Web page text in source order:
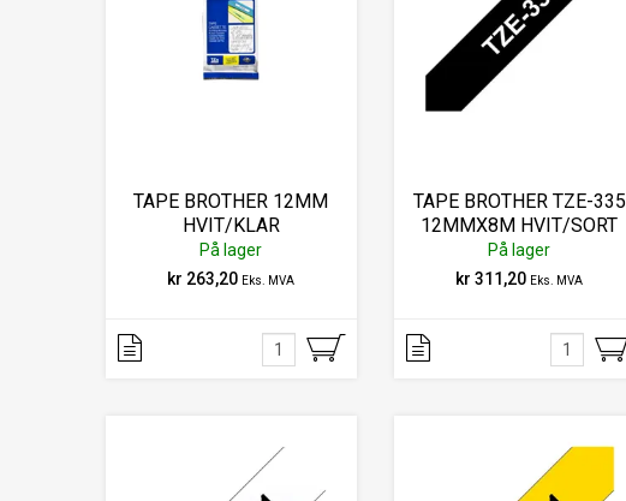
TAPE BROTHER 12MM
HVIT/KLAR
På lager
kr 263,20 Eks. MVA
TAPE BROTHER TZE-335
12MMX8M HVIT/SORT
På lager
kr 311,20 Eks. MVA